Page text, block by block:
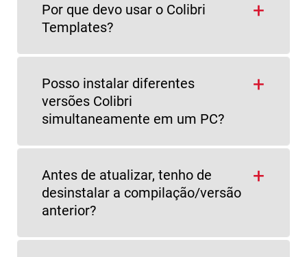
Por que devo usar o Colibri
Templates?
Posso instalar diferentes
versões Colibri
simultaneamente em um PC?
Antes de atualizar, tenho de
desinstalar a compilação/versão
anterior?